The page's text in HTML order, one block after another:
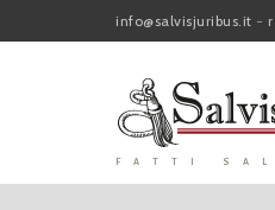
info@salvisjuribus.it -
FATTI